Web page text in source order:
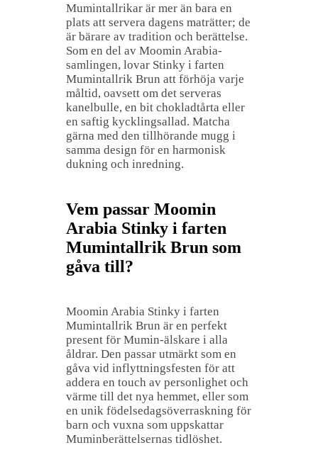
Mumintallrikar är mer än bara en
plats att servera dagens maträtter; de
är bärare av tradition och berättelse.
Som en del av Moomin Arabia-
samlingen, lovar Stinky i farten
Mumintallrik Brun att förhöja varje
måltid, oavsett om det serveras
kanelbulle, en bit chokladtårta eller
en saftig kycklingsallad. Matcha
gärna med den tillhörande mugg i
samma design för en harmonisk
dukning och inredning.
Vem passar Moomin
Arabia Stinky i farten
Mumintallrik Brun som
gåva till?
Moomin Arabia Stinky i farten
Mumintallrik Brun är en perfekt
present för Mumin-älskare i alla
åldrar. Den passar utmärkt som en
gåva vid inflyttningsfesten för att
addera en touch av personlighet och
värme till det nya hemmet, eller som
en unik födelsedagsöverraskning för
barn och vuxna som uppskattar
Muminberättelsernas tidlöshet.